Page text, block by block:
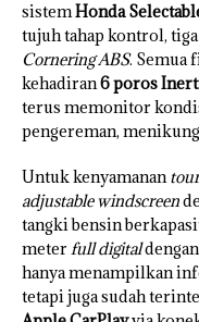
sistemHonda
tujuh tahap kontrol,
Cornering ABS. Semua
kehadiran6 poros
terus memonitor
pengereman,
Untuk kenyamanan
adjustable windscreen
tangki bensin
meterfull digital
hanya menampilkan
tetapi juga sudah